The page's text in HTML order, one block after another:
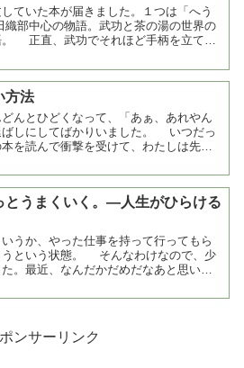
ていた本が届きました。１つは「へう
。 正直、武功でそれほど手柄を立てて
方法
んとひどくなって、「あぁ、あれやん
ばしにしてばかりいました。 いつだっ
を読んで衝撃を受けて、わたしは先延
とうまくいく。―人生がひらける
うか、やった仕事を持って行ってもら
うという状態。 そんなわけなので、少
。最近、なんだかだめだなあと思いな
ンサーリンク